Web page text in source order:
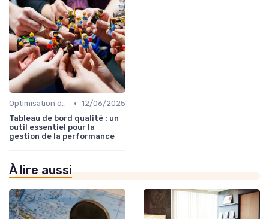
Optimisation des processus • 12/06/2025
Tableau de bord qualité : un
outil essentiel pour la
gestion de la performance
À lire aussi